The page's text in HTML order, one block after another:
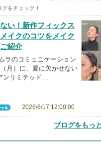
をチェック！
い！新作フィックス
イクのコツをメイク
紹介
ラのコミュニケーション
月）に、夏に欠かせない
ンリミテッド…
2026/6/17 12:00:00
ブログをもっ